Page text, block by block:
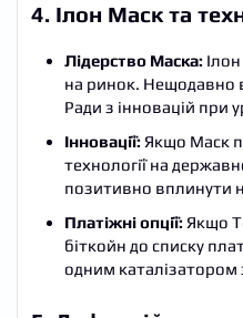
4. Ілон Маск та
Лідерство Маска:
на ринок. Нещодавно
Ради з інновацій при
Інновації: Якщо Маск
технології на
позитивно вплинути
Платіжні опції: Якщо
біткойн до списку
одним каталізатором